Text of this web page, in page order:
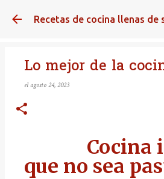
Ir al contenido
Recetas de cocina llenas de
Lo mejor de la
el agosto 24, 2023
Cocina
que no sea